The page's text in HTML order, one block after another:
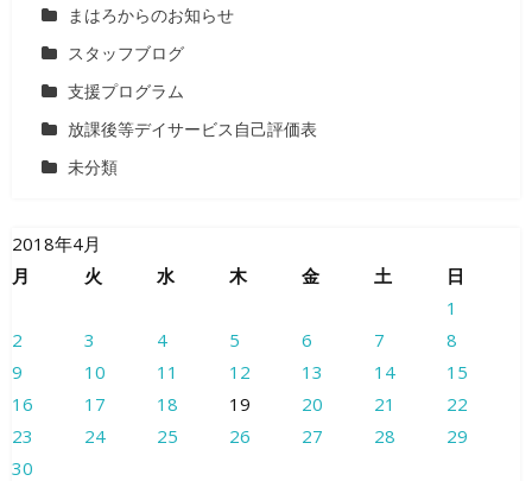
まはろからのお知らせ
スタッフブログ
支援プログラム
放課後等デイサービス自己評価表
未分類
2018年4月
月
火 水 木 金 土
日
1
2
3 4 5 6 7
8
9
10 11 12 13 14
15
16
17 18 19 20 21
22
23
24 25 26 27 28
29
30